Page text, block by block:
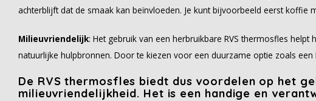
achterblijft dat de smaak kan beïnvloeden. Je kunt bijvoorbeeld eerst
Milieuvriendelijk: Het gebruik van een herbruikbare RVS thermosfles
natuurlijke hulpbronnen. Door te kiezen voor een duurzame optie zoals
De RVS thermosfles biedt dus voordelen op het
milieuvriendelijkheid. Het is een handige en